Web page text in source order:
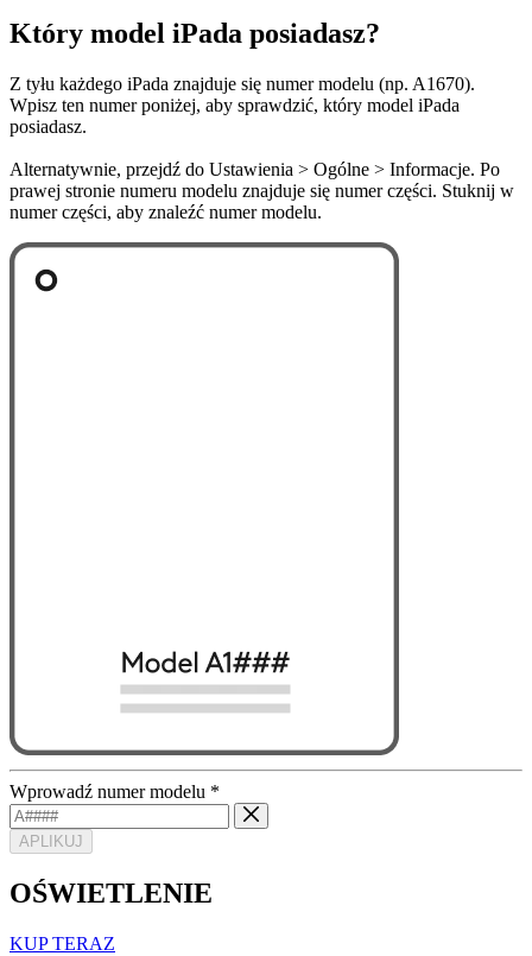
Który model iPada posiadasz?
Z tyłu każdego iPada znajduje się numer modelu (np. A1670).
Wpisz ten numer poniżej, aby sprawdzić, który model iPada
posiadasz.
Alternatywnie, przejdź do Ustawienia > Ogólne > Informacje. Po
prawej stronie numeru modelu znajduje się numer części. Stuknij w
numer części, aby znaleźć numer modelu.
Wprowadź numer modelu *
APLIKUJ
OŚWIETLENIE
KUP TERAZ